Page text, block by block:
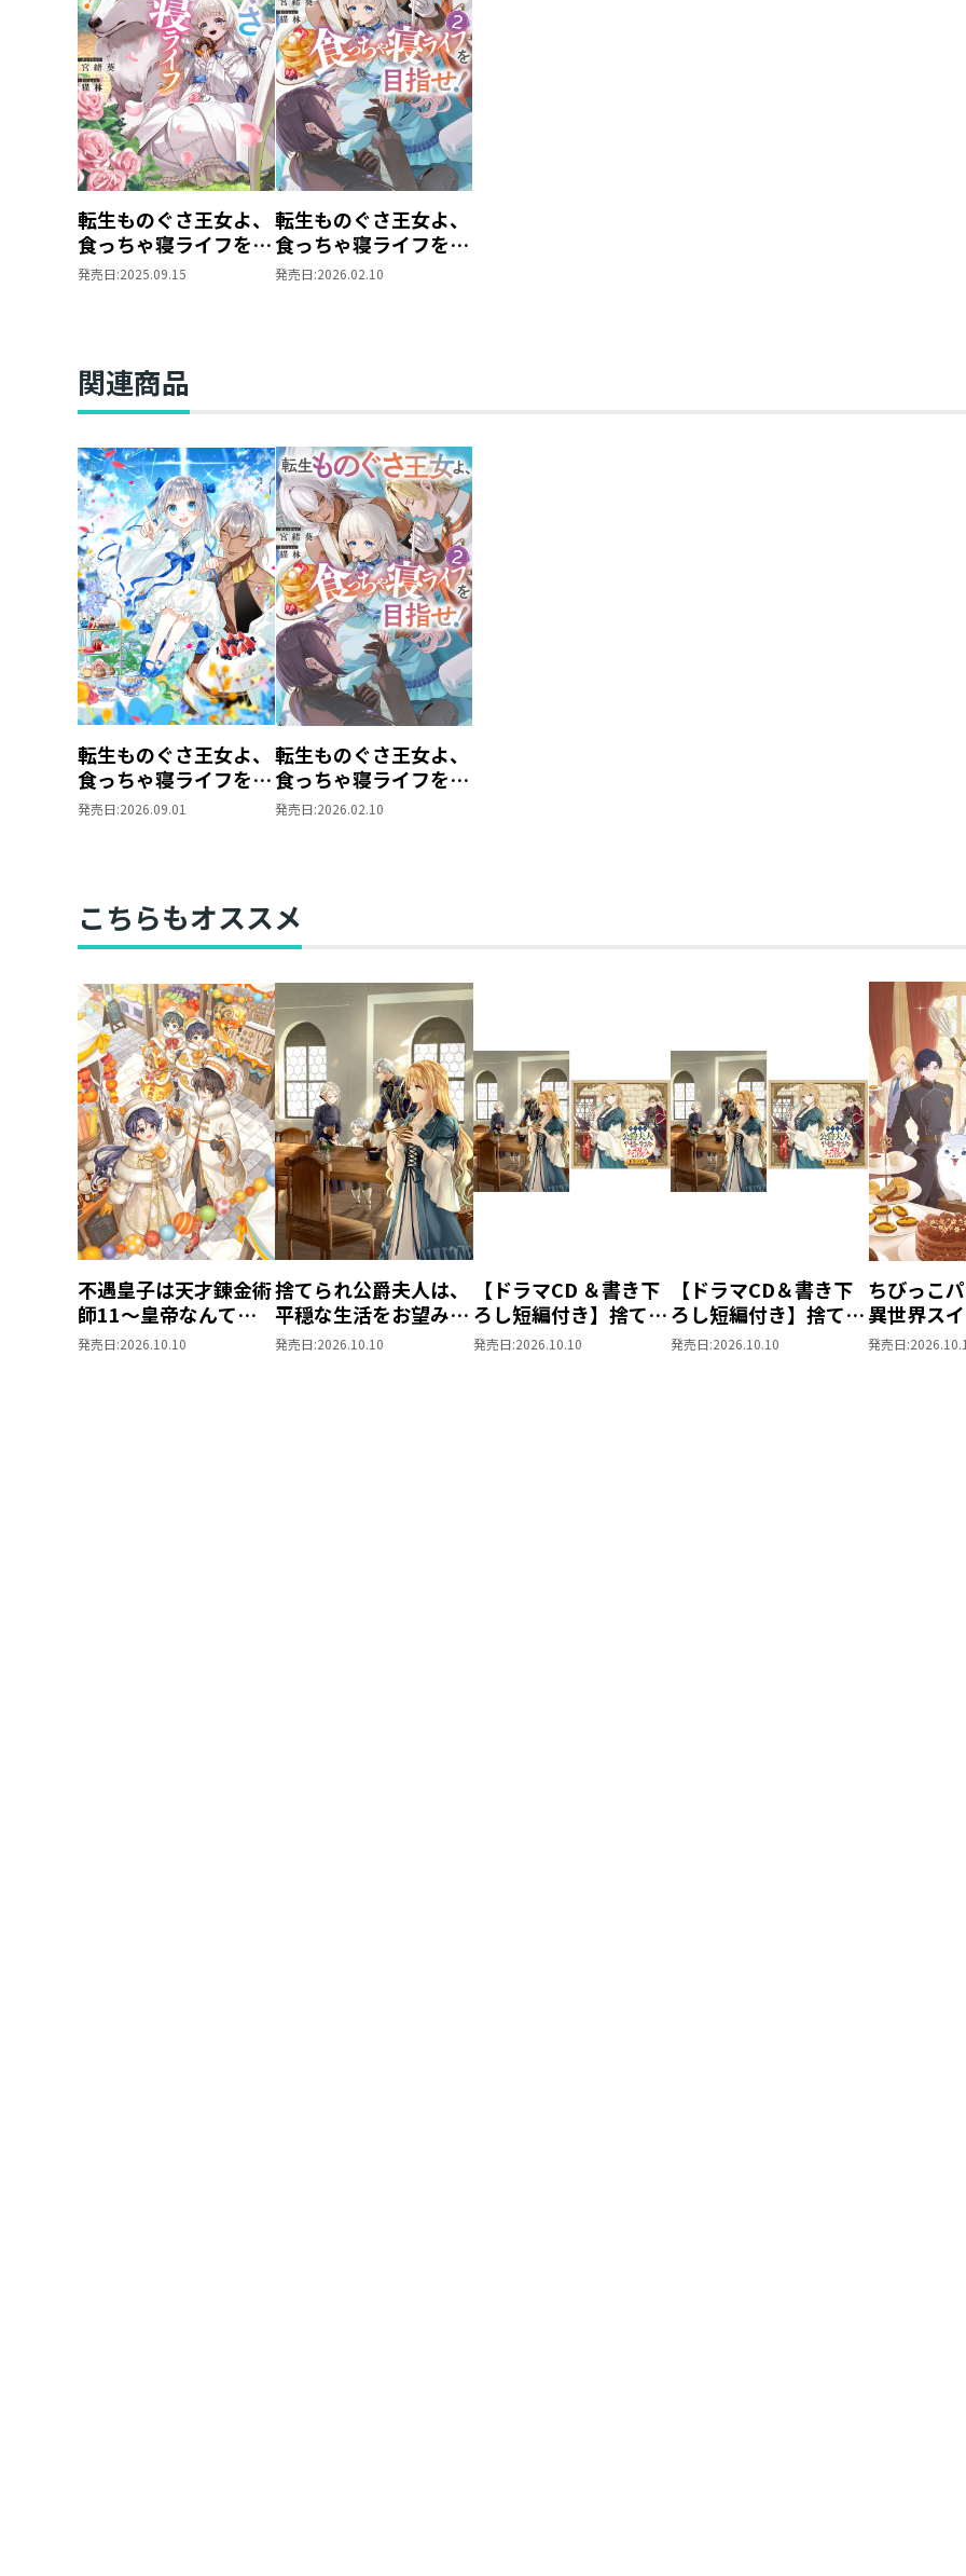
転生ものぐさ王女よ、
食っちゃ寝ライフを目
指せ！
発売日:2025.09.15
転生ものぐさ王女よ、
食っちゃ寝ライフを目
指せ！２
発売日:2026.02.10
関連商品
転生ものぐさ王女よ、
食っちゃ寝ライフを目
指せ！@COMIC 第1巻
発売日:2026.09.01
転生ものぐさ王女よ、
食っちゃ寝ライフを目
指せ！２
発売日:2026.02.10
こちらもオススメ
不遇皇子は天才錬金術
師11～皇帝なんて柄
じゃないので弟妹を可
発売日:2026.10.10
捨てられ公爵夫人は、
平穏な生活をお望みの
ようです5
発売日:2026.10.10
【ドラマCD ＆書き下
ろし短編付き】捨てら
れ公爵夫人は、平穏な
発売日:2026.10.10
【ドラマCD＆書き下
ろし短編付き】捨てら
れ公爵夫人は、平穏な
発売日:2026.10.10
ちびっこ
異世界ス
パパともふ
発売日: